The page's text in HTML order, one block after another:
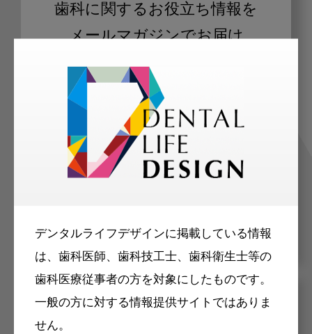
デンタルライフデザインに掲載している情報
は、歯科医師、歯科技工士、歯科衛生士等の
歯科医療従事者の方を対象にしたものです。
一般の方に対する情報提供サイトではありま
せん。
歯科に関するお役立ち情報を
メールマガジンでお届け
ご登録いただいた職種（歯科医師、歯
科衛生士、歯科技工士）に合わせた内
容のメールマガジンをお届けします。
メリット